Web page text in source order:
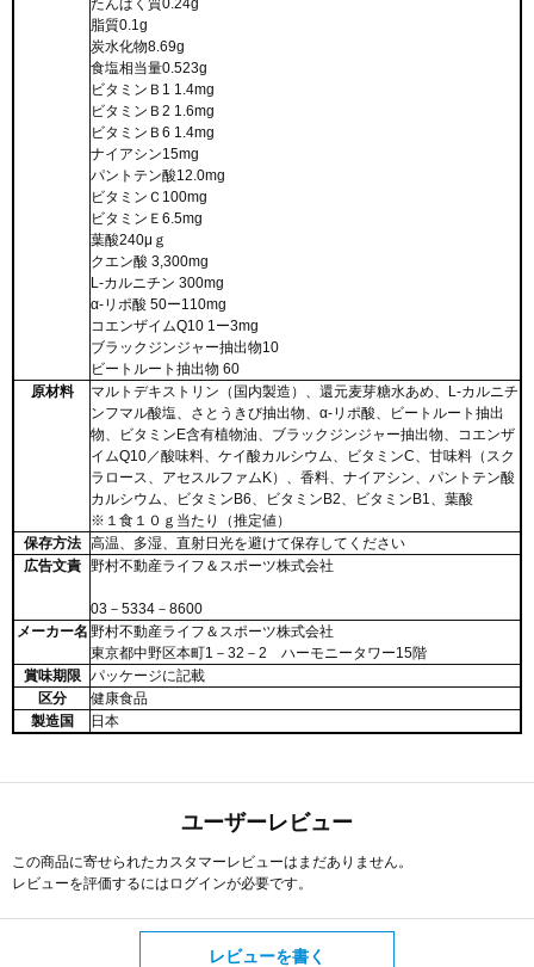
脂質0.1g
炭水化物8.69g
食塩相当量0.523g
ビタミンＢ1 1.4mg
ビタミンＢ2 1.6mg
ビタミンＢ6 1.4mg
ナイアシン15mg
パントテン酸12.0mg
ビタミンＣ100mg
ビタミンＥ6.5mg
葉酸240μｇ
クエン酸 3,300mg
L-カルニチン 300mg
α-リポ酸 50ー110mg
コエンザイムQ10 1ー3mg
ブラックジンジャー抽出物10
ビートルート抽出物 60
原材料
マルトデキストリン（国内製造）、還元麦芽糖水あめ、L-カルニチ
ンフマル酸塩、さとうきび抽出物、α-リポ酸、ビートルート抽出
物、ビタミンE含有植物油、ブラックジンジャー抽出物、コエンザ
イムQ10／酸味料、ケイ酸カルシウム、ビタミンC、甘味料（スク
ラロース、アセスルファムK）、香料、ナイアシン、パントテン酸
カルシウム、ビタミンB6、ビタミンB2、ビタミンB1、葉酸
※１食１０ｇ当たり（推定値）
保存方法
高温、多湿、直射日光を避けて保存してください
広告文責
野村不動産ライフ＆スポーツ株式会社
03－5334－8600
メーカー名 野村不動産ライフ＆スポーツ株式会社
東京都中野区本町1－32－2 ハーモニータワー15階
賞味期限
パッケージに記載
区分
健康食品
製造国
日本
ユーザーレビュー
この商品に寄せられたカスタマーレビューはまだありません。
レビューを評価するには ログインが必要です。
レビューを書く